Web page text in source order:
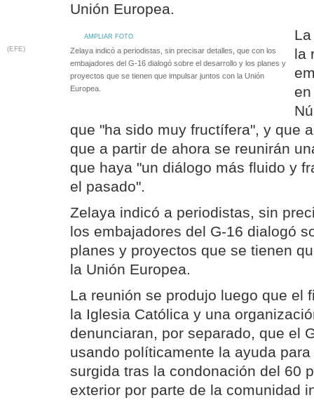
Unión Europea.
AMPLIAR FOTO
(EFE)
Zelaya indicó a periodistas, sin precisar detalles, que con los
embajadores del G-16 dialogó sobre el desarrollo y los planes y
proyectos que se tienen que impulsar juntos con la Unión
Europea.
la
que "ha sido muy fructífera", y que
que a partir de ahora se reunirán
que haya "un diálogo más fluido y
el pasado".
Zelaya indicó a periodistas, sin
los embajadores del G-16 dialogó
planes y proyectos que se tienen
la Unión Europea.
La reunión se produjo luego que el
la Iglesia Católica y una
denunciaran, por separado, que el
usando políticamente la ayuda
surgida tras la condonación del 60
exterior por parte de la comunidad